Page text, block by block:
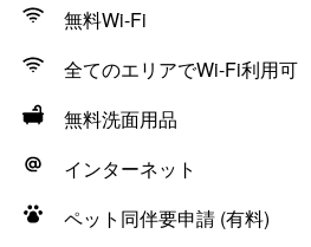
無料Wi-Fi
全てのエリアでWi-Fi利用可
無料洗面用品
インターネット
ペット同伴要申請 (有料)